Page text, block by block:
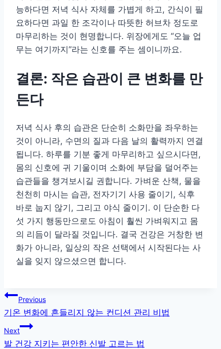
능하다면 저녁 식사 자체를 가볍게 하고, 간식이 필
요하다면 과일 한 조각이나 따뜻한 허브차 정도로
마무리하는 것이 현명합니다. 위장에게도 “오늘 업
무는 여기까지”라는 신호를 주는 셈이니까요.
결론: 작은 습관이 큰 변화를 만
든다
저녁 식사 후의 습관은 단순히 소화만을 좌우하는
것이 아니라, 수면의 질과 다음 날의 활력까지 연결
됩니다. 하루를 기분 좋게 마무리하고 싶으시다면,
몸의 신호에 귀 기울이며 소화에 부담을 덜어주는
습관들을 챙겨보시길 권합니다. 가벼운 산책, 물을
천천히 마시는 습관, 전자기기 사용 줄이기, 식후
바로 눕지 않기, 그리고 야식 줄이기. 이 단순한 다
섯 가지 행동만으로도 아침이 훨씬 가벼워지고 몸
의 리듬이 달라질 것입니다. 결국 건강은 거창한 변
화가 아니라, 일상의 작은 선택에서 시작된다는 사
실을 잊지 않으셨으면 합니다.
글
탐
색
Previous
기온 변화에 흔들리지 않는 컨디션 관리 비법
Next
발 건강 지키는 편안한 신발 고르는 법